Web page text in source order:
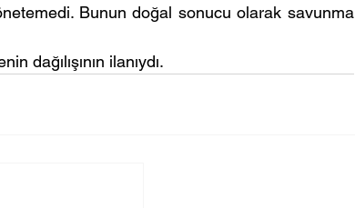
Bunun doğal sonucu olarak savunma
dağılışının ilanıydı.